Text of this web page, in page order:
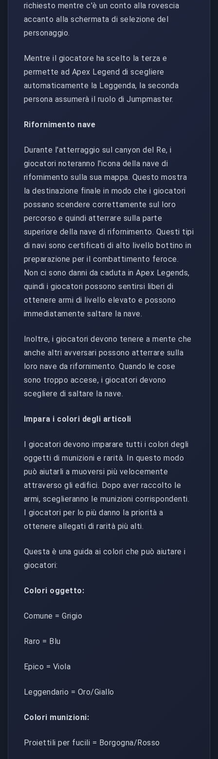
richiesto mentre c'è un conto alla rovescia
accanto alla schermata di selezione del
personaggio.
Mentre il giocatore ha scelto la terza e
permette ad Apex Legend di scegliere
automaticamente la Leggenda, la seconda
persona assumerà il ruolo di Jumpmaster.
Rifornimento nave
Durante l'atterraggio sul canyon del Re, i
giocatori noteranno l'icona della nave di
rifornimento sulla sua mappa. Questo mostra
la destinazione finale in modo che i giocatori
possano scendere correttamente sul loro
percorso e quindi atterrare sulla parte
superiore della nave di rifornimento. Questi tipi
di navi sono certificati di alto livello bottino in
preparazione per il combattimento feroce.
Non ci sono danni da caduta in Apex Legends,
quindi i giocatori possono sentirsi liberi di
ottenere armi di livello elevato e possono
immediatamente saltare la nave.
Inoltre, i giocatori devono tenere a mente che
anche altri avversari possono atterrare sulla
loro nave da rifornimento. Quando le cose
sono troppo accese, i giocatori devono
scegliere di saltare la nave.
Impara i colori degli articoli
I giocatori devono imparare tutti i colori degli
oggetti di munizioni e rarità. In questo modo
può aiutarli a muoversi più velocemente
attraverso gli edifici. Dopo aver raccolto le
armi, sceglieranno le munizioni corrispondenti.
I giocatori per lo più danno la priorità a
ottenere allegati di rarità più alti.
Questa è una guida ai colori che può aiutare i
giocatori:
Colori oggetto:
Comune = Grigio
Raro = Blu
Epico = Viola
Leggendario = Oro/Giallo
Colori munizioni:
Proiettili per fucili = Borgogna/Rosso